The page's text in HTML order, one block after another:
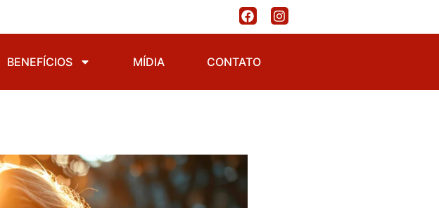
BENEFÍCIOS MÍDIA CONTATO